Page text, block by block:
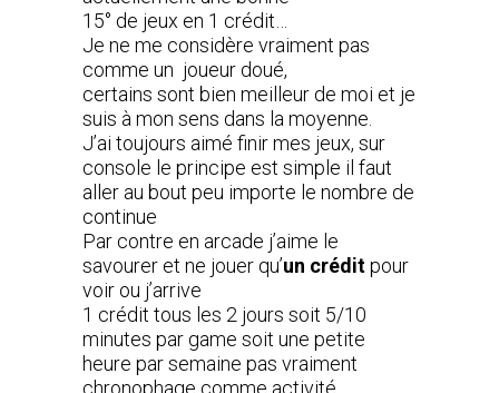
15° de jeux en 1 crédit…
Je ne me considère vraiment pas
comme un joueur doué,
certains sont bien meilleur de moi et je
suis à mon sens dans la moyenne.
J’ai toujours aimé finir mes jeux, sur
console le principe est simple il faut
aller au bout peu importe le nombre de
continue
Par contre en arcade j’aime le
savourer et ne jouer qu’un créditpour
voir ou j’arrive
1 crédit tous les 2 jours soit 5/10
minutes par game soit une petite
heure par semaine pas vraiment
chronophage comme activité